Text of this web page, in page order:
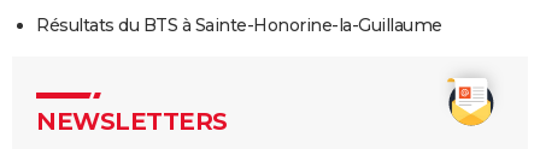
Résultats du BTS à Sainte-Honorine-la-Guillaume
NEWSLETTERS